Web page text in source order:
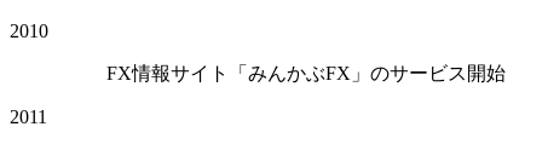
2010
FX情報サイト「みんかぶFX」のサービス開始
2011